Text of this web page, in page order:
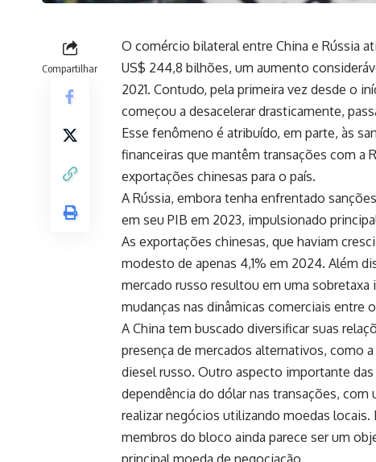
Compartilhar
O comércio bilateral entre China e Rússia
US$ 244,8 bilhões, um aumento
2021. Contudo, pela primeira vez desde o
começou a desacelerar drasticamente,
Esse fenômeno é atribuído, em parte, às
financeiras que mantêm transações com a
exportações chinesas para o país.
A Rússia, embora tenha enfrentado
em seu PIB em 2023, impulsionado
As exportações chinesas, que haviam
modesto de apenas 4,1% em 2024. Além
mercado russo resultou em uma
mudanças nas dinâmicas comerciais entre
A China tem buscado diversificar suas
presença de mercados alternativos, como
diesel russo. Outro aspecto importante
dependência do dólar nas transações,
realizar negócios utilizando moedas
membros do bloco ainda parece ser um
principal moeda de negociação.